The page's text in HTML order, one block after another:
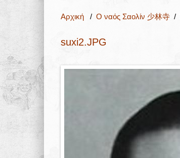
Αρχική / Ο ναός Σαολίν 少林寺 /
suxi2.JPG